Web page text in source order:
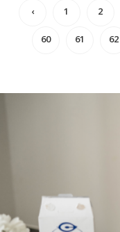
‹ 1 2
60 61 62